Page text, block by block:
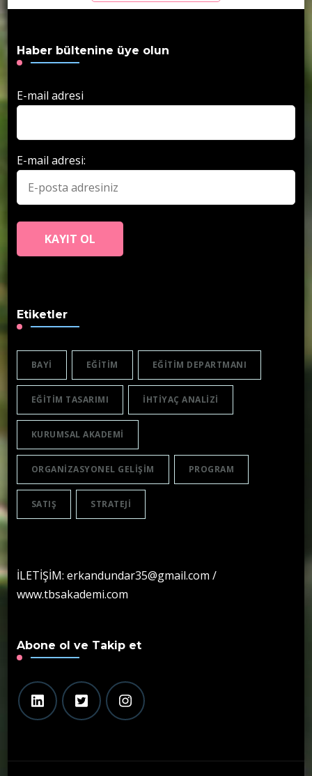
Haber bültenine üye olun
E-mail adresi
E-mail adresi:
Etiketler
BAYI EĞITIM EĞITIM DEPARTMANI
EĞITIM TASARIMI IHTIYAÇ ANALIZI
KURUMSAL AKADEMI
ORGANIZASYONEL GELIŞIM PROGRAM
SATIŞ STRATEJI
İLETİŞİM: erkandundar35@gmail.com /
www.tbsakademi.com
Abone ol ve Takip et